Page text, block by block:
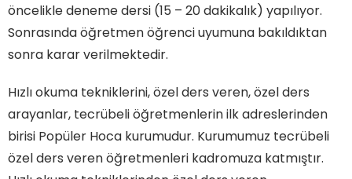
öncelikle deneme dersi (15 – 20 dakikalık) yapılıyor.
Sonrasında öğretmen öğrenci uyumuna bakıldıktan
sonra karar verilmektedir.
Hızlı okuma tekniklerini, özel ders veren, özel ders
arayanlar, tecrübeli öğretmenlerin ilk adreslerinden
birisi Popüler Hoca kurumudur. Kurumumuz tecrübeli
özel ders veren öğretmenleri kadromuza katmıştır.